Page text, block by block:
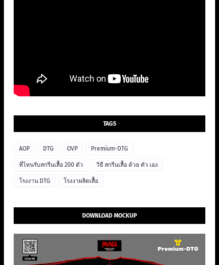
TAGS
AOP DTG OVP Premium-DTG
ที่ไหนรับสกรีนเสื้อ 200 ตัว วิธี สกรีนเสื้อ ด้วย ตัว เอง
โรงงาน DTG โรงงาผลิตเสื้อ
DOWNLOAD MOCKUP